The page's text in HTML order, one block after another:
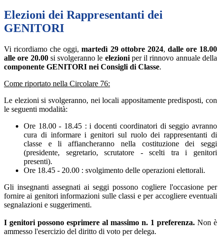
Elezioni dei Rappresentanti dei
GENITORI
Vi ricordiamo che oggi, martedì 29 ottobre 2024, dalle ore 18.00
alle ore 20.00si svolgeranno le elezioniper il rinnovo annuale della
componente GENITORI nei Consigli di Classe.
Come riportato nella Circolare 76:
Le elezioni si svolgeranno, nei locali appositamente predisposti, con
le seguenti modalità:
Ore 18.00 - 18.45 : i docenti coordinatori di seggio avranno
cura di informare i genitori sul ruolo dei rappresentanti di
classe e li affiancheranno nella costituzione dei seggi
(presidente, segretario, scrutatore - scelti tra i genitori
presenti).
Ore 18.45 - 20.00 : svolgimento delle operazioni elettorali.
Gli insegnanti assegnati ai seggi possono cogliere l'occasione per
fornire ai genitori informazioni sulle classi e per accogliere eventuali
segnalazioni e suggerimenti.
I genitori possono esprimere al massimo n. 1 preferenza. Non è
ammesso l'esercizio del diritto di voto per delega.